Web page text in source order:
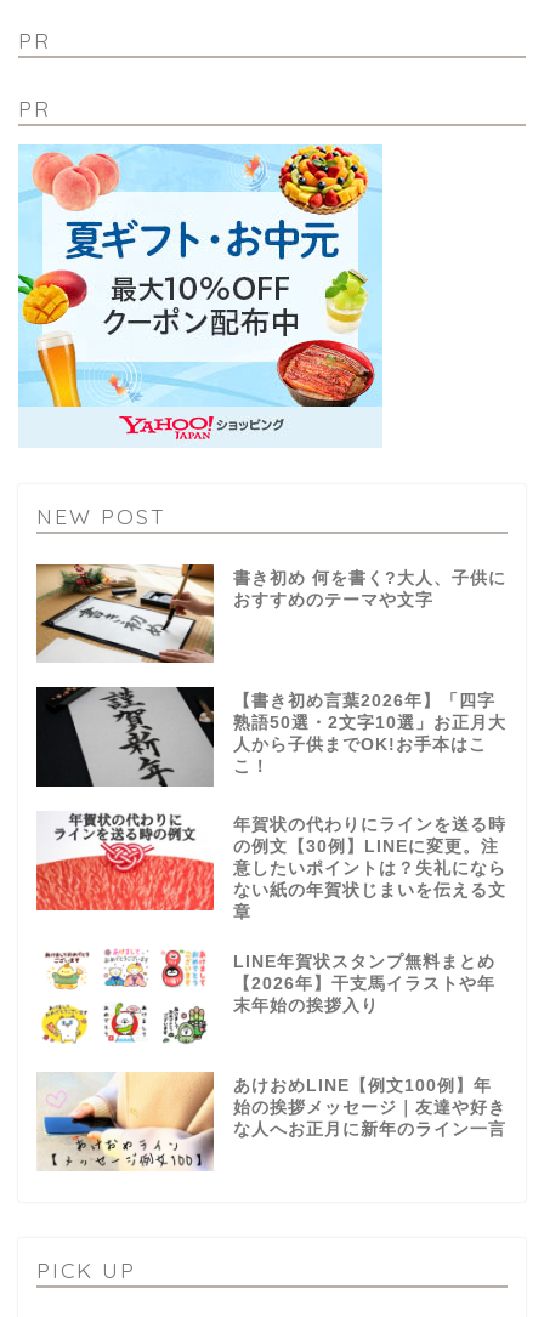
PR
PR
NEW POST
書き初め 何を書く?大人、子供に
おすすめのテーマや文字
【書き初め言葉2026年】「四字
熟語50選・2文字10選」お正月大
人から子供までOK!お手本はこ
こ！
年賀状の代わりにラインを送る時
の例文【30例】LINEに変更。注
意したいポイントは？失礼になら
ない紙の年賀状じまいを伝える文
章
LINE年賀状スタンプ無料まとめ
【2026年】干支馬イラストや年
末年始の挨拶入り
あけおめLINE【例文100例】年
始の挨拶メッセージ｜友達や好き
な人へお正月に新年のライン一言
PICK UP